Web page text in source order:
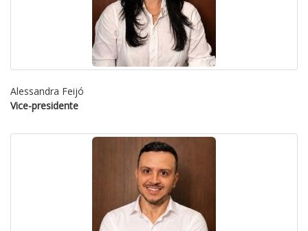
Alessandra Feijó
Vice-presidente